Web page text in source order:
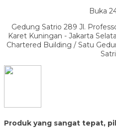
Buka
Gedung Satrio 289 Jl.
Karet Kuningan - Jakarta
Chartered Building / Satu
Produk yang sangat tepat,